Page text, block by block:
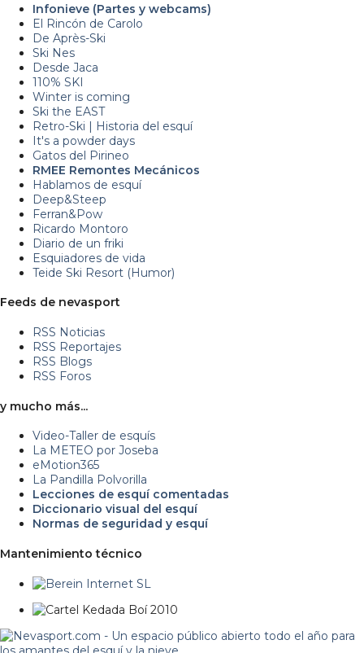
Infonieve (Partes y webcams)
El Rincón de Carolo
De Après-Ski
Ski Nes
Desde Jaca
110% SKI
Winter is coming
Ski the EAST
Retro-Ski | Historia del esquí
It's a powder days
Gatos del Pirineo
RMEE Remontes Mecánicos
Hablamos de esquí
Deep&Steep
Ferran&Pow
Ricardo Montoro
Diario de un friki
Esquiadores de vida
Teide Ski Resort (Humor)
Feeds de nevasport
RSS Noticias
RSS Reportajes
RSS Blogs
RSS Foros
y mucho más...
Video-Taller de esquís
La METEO por Joseba
eMotion365
La Pandilla Polvorilla
Lecciones de esquí comentadas
Diccionario visual del esquí
Normas de seguridad y esquí
Mantenimiento técnico